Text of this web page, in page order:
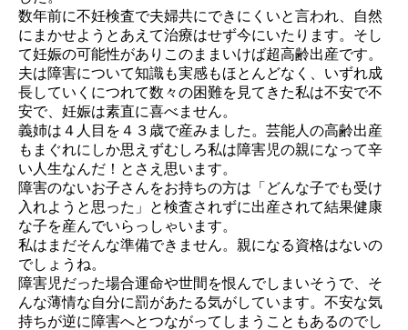
数年前に不妊検査で夫婦共にできにくいと言われ、自然
にまかせようとあえて治療はせず今にいたります。そし
て妊娠の可能性がありこのままいけば超高齢出産です。
夫は障害について知識も実感もほとんどなく、いずれ成
長していくにつれて数々の困難を見てきた私は不安で不
安で、妊娠は素直に喜べません。
義姉は４人目を４３歳で産みました。芸能人の高齢出産
もまぐれにしか思えずむしろ私は障害児の親になって辛
い人生なんだ！とさえ思います。
障害のないお子さんをお持ちの方は「どんな子でも受け
入れようと思った」と検査されずに出産されて結果健康
な子を産んでいらっしゃいます。
私はまだそんな準備できません。親になる資格はないの
でしょうね。
障害児だった場合運命や世間を恨んでしまいそうで、そ
んな薄情な自分に罰があたる気がしています。不安な気
持ちが逆に障害へとつながってしまうこともあるのでし